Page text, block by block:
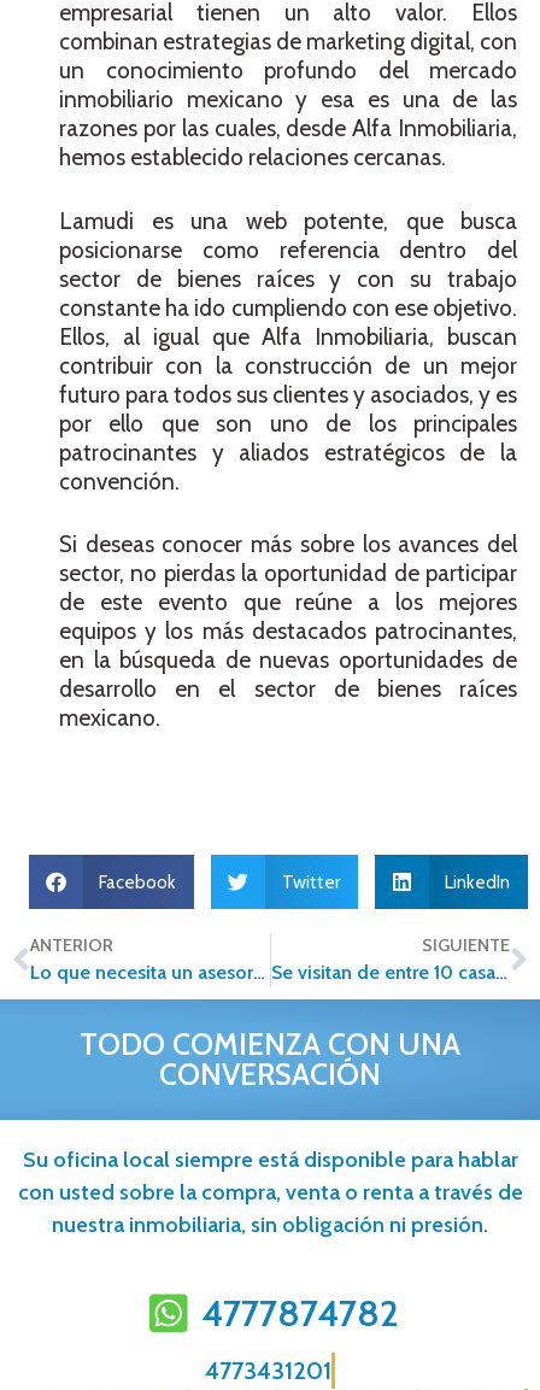
empresarial tienen un alto valor. Ellos
combinan estrategias de marketing digital, con
un conocimiento profundo del mercado
inmobiliario mexicano y esa es una de las
razones por las cuales, desde Alfa Inmobiliaria,
hemos establecido relaciones cercanas.
Lamudi es una web potente, que busca
posicionarse como referencia dentro del
sector de bienes raíces y con su trabajo
constante ha ido cumpliendo con ese objetivo.
Ellos, al igual que Alfa Inmobiliaria, buscan
contribuir con la construcción de un mejor
futuro para todos sus clientes y asociados, y es
por ello que son uno de los principales
patrocinantes y aliados estratégicos de la
convención.
Si deseas conocer más sobre los avances del
sector, no pierdas la oportunidad de participar
de este evento que reúne a los mejores
equipos y los más destacados patrocinantes,
en la búsqueda de nuevas oportunidades de
desarrollo en el sector de bienes raíces
mexicano.
Facebook Twitter LinkedIn
ANTERIOR
Lo que necesita un asesor inmobiliario exitoso
SIGUIENTE
Se visitan de entre 10 casas antes de decidirse a comprar
TODO COMIENZA CON UNA
CONVERSACIÓN
Su oficina local siempre está disponible para hablar
con usted sobre la compra, venta o renta a través de
nuestra inmobiliaria, sin obligación ni presión.
4777874782
4773431201